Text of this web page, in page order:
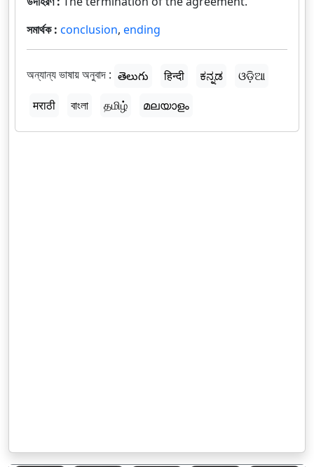
সমার্থক : conclusion, ending
অন্যান্য ভাষায় অনুবাদ : తెలుగు हिन्दी ಕನ್ನಡ
ଓଡ଼ିଆ
मराठी
বাংলা தமிழ் മലയാളം